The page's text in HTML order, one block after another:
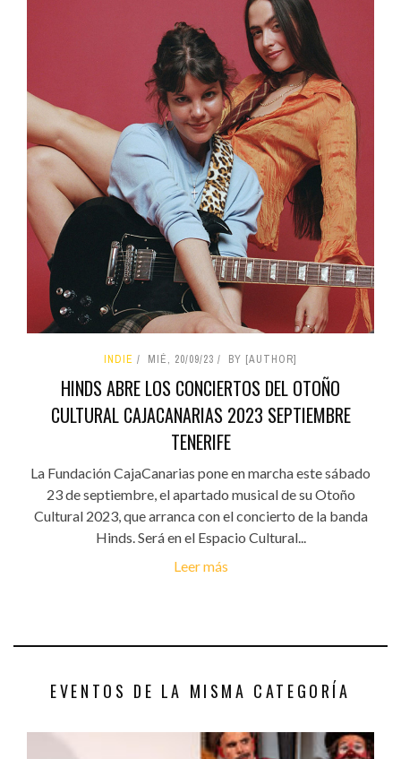
INDIE MIÉ, 20/09/23 BY [AUTHOR]
HINDS ABRE LOS CONCIERTOS DEL OTOÑO
CULTURAL CAJACANARIAS 2023 SEPTIEMBRE
TENERIFE
La Fundación CajaCanarias pone en marcha este sábado
23 de septiembre, el apartado musical de su Otoño
Cultural 2023, que arranca con el concierto de la banda
Hinds. Será en el Espacio Cultural...
Leer más
EVENTOS DE LA MISMA CATEGORÍA